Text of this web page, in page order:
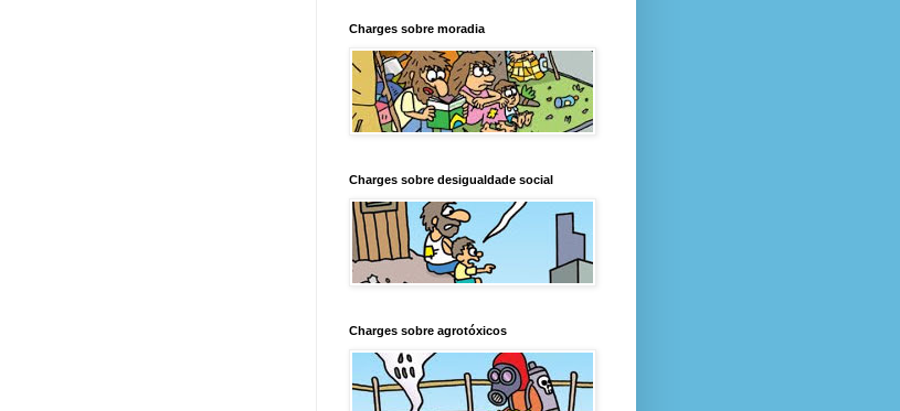
Charges sobre moradia
Charges sobre desigualdade social
Charges sobre agrotóxicos